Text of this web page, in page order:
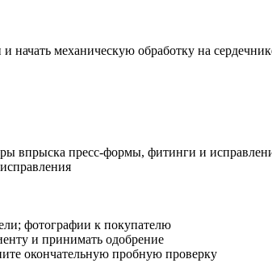
и начать механическую обработку на
впрыска пресс-формы, фитинги и
фотографии к покупателю
и принимать одобрение
окончательную пробную проверку